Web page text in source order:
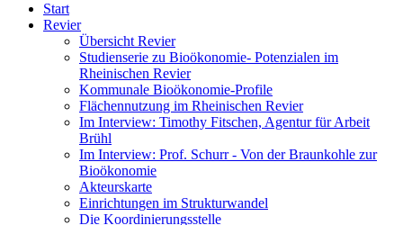
Start
Revier
Übersicht Revier
Studienserie zu Bioökonomie- Potenzialen im
Rheinischen Revier
Kommunale Bioökonomie-Profile
Flächennutzung im Rheinischen Revier
Im Interview: Timothy Fitschen, Agentur für Arbeit
Brühl
Im Interview: Prof. Schurr - Von der Braunkohle zur
Bioökonomie
Akteurskarte
Einrichtungen im Strukturwandel
Die Koordinierungsstelle